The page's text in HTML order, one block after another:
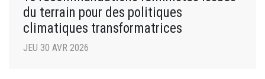
du terrain pour des politiques
climatiques transformatrices
JEU 30 AVR 2026